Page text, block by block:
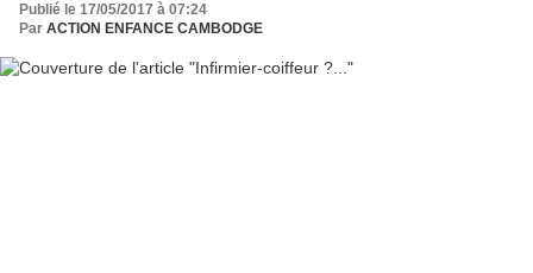
Publié le 17/05/2017 à 07:24
Par ACTION ENFANCE CAMBODGE